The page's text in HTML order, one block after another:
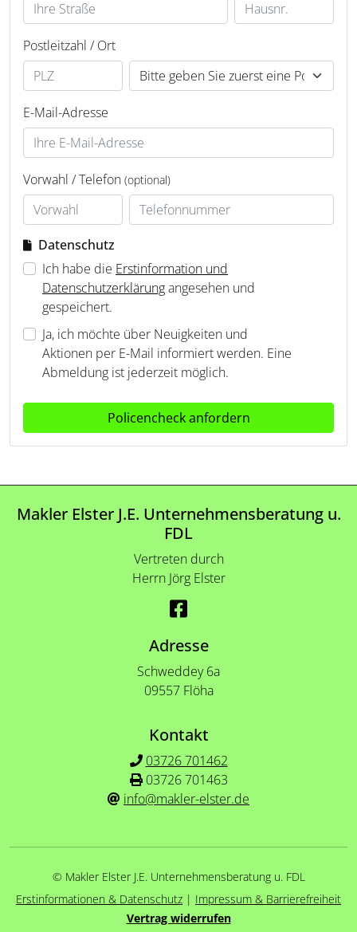
Postleitzahl / Ort
E-Mail-Adresse
Vorwahl / Telefon (optional)
Datenschutz
Ich habe die Erstinformation und
Datenschutzerklärungangesehen und
gespeichert.
Ja, ich möchte über Neuigkeiten und
Aktionen per E-Mail informiert werden. Eine
Abmeldung ist jederzeit möglich.
Policencheck anfordern
Makler Elster J.E. Unternehmensberatung u.
FDL
Vertreten durch
Herrn Jörg Elster
Adresse
Schweddey 6a
09557 Flöha
Kontakt
03726 701462
03726 701463
info@makler-elster.de
© Makler Elster J.E. Unternehmensberatung u. FDL
Erstinformationen & Datenschutz | Impressum & Barrierefreiheit
Vertrag widerrufen